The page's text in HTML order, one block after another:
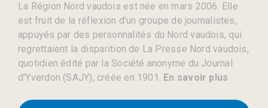
La Région Nord vaudois est née en mars 2006. Elle
est fruit de la réflexion d’un groupe de journalistes,
appuyés par des personnalités du Nord vaudois, qui
regrettaient la disparition de La Presse Nord vaudois,
quotidien édité par la Société anonyme du Journal
d’Yverdon (SAJY), créée en 1901. En savoir plus